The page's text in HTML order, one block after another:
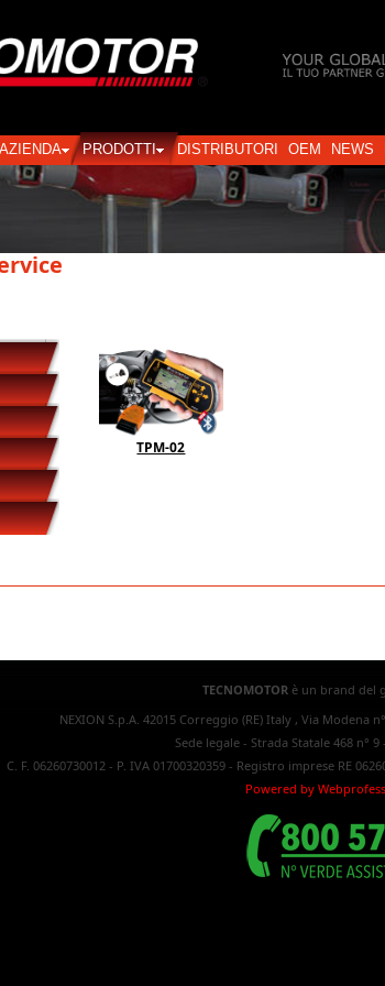
AZIENDA PRODOTTI DISTRIBUTORI OEM NEWS
TPM-02
TECNOMOTOR è un brand del
NEXION S.p.A. 42015 Correggio (RE) Italy , Via Modena
Sede legale - Strada Statale 468 n°
C. F. 06260730012 - P. IVA 01700320359 - Registro imprese RE
Powered by